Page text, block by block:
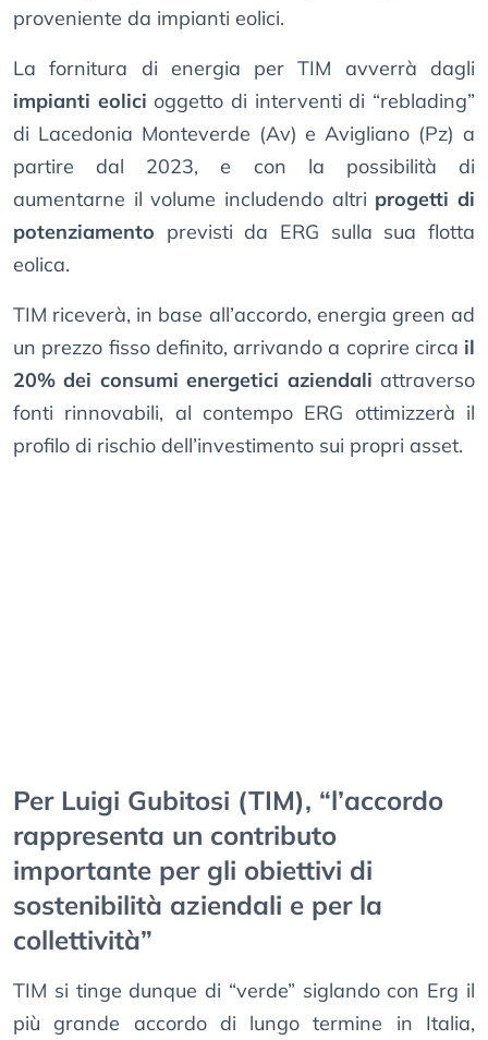
proveniente da impianti eolici.
La fornitura di energia per TIM avverrà dagli
impianti eolicioggetto di interventi di “reblading”
di Lacedonia Monteverde (Av) e Avigliano (Pz) a
partire dal 2023, e con la possibilità di
aumentarne il volume includendo altri progetti di
potenziamento previsti da ERG sulla sua flotta
eolica.
TIM riceverà, in base all’accordo, energia green ad
un prezzo fisso definito, arrivando a coprire circa il
20% dei consumi energetici aziendali attraverso
fonti rinnovabili, al contempo ERG ottimizzerà il
profilo di rischio dell’investimento sui propri asset.
Per Luigi Gubitosi (TIM), “l’accordo
rappresenta un contributo
importante per gli obiettivi di
sostenibilità aziendali e per la
collettività”
TIM si tinge dunque di “verde” siglando con Erg il
più grande accordo di lungo termine in Italia,